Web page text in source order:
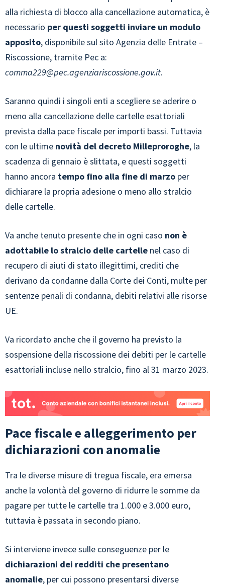
alla richiesta di blocco alla cancellazione automatica, è
necessario per questi soggetti inviare un modulo
apposito, disponibile sul sito Agenzia delle Entrate –
Riscossione, tramite Pec a:
comma229@pec.agenziariscossione.gov.it.
Saranno quindi i singoli enti a scegliere se aderire o
meno alla cancellazione delle cartelle esattoriali
prevista dalla pace fiscale per importi bassi. Tuttavia
con le ultime novità del decreto Milleproroghe, la
scadenza di gennaio è slittata, e questi soggetti
hanno ancora tempo fino alla fine di marzo per
dichiarare la propria adesione o meno allo stralcio
delle cartelle.
Va anche tenuto presente che in ogni caso non è
adottabile lo stralcio delle cartelle nel caso di
recupero di aiuti di stato illegittimi, crediti che
derivano da condanne dalla Corte dei Conti, multe per
sentenze penali di condanna, debiti relativi alle risorse
UE.
Va ricordato anche che il governo ha previsto la
sospensione della riscossione dei debiti per le cartelle
esattoriali incluse nello stralcio, fino al 31 marzo 2023.
Pace fiscale e alleggerimento per
dichiarazioni con anomalie
Tra le diverse misure di tregua fiscale, era emersa
anche la volontà del governo di ridurre le somme da
pagare per tutte le cartelle tra 1.000 e 3.000 euro,
tuttavia è passata in secondo piano.
Si interviene invece sulle conseguenze per le
dichiarazioni dei redditi che presentano
anomalie, per cui possono presentarsi diverse